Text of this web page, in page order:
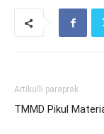
Artikulli paraprak
TMMD Pikul